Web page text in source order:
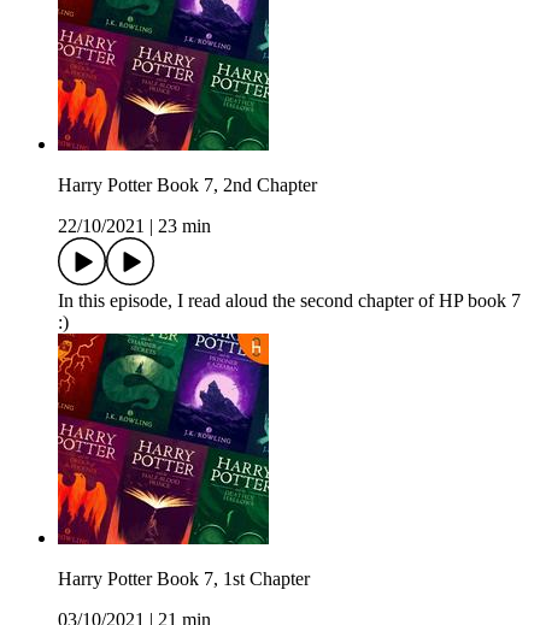
Harry Potter Book 7, 2nd Chapter
22/10/2021
23 min
In this episode, I read aloud the second chapter of HP book 7
:)
Harry Potter Book 7, 1st Chapter
03/10/2021
21 min